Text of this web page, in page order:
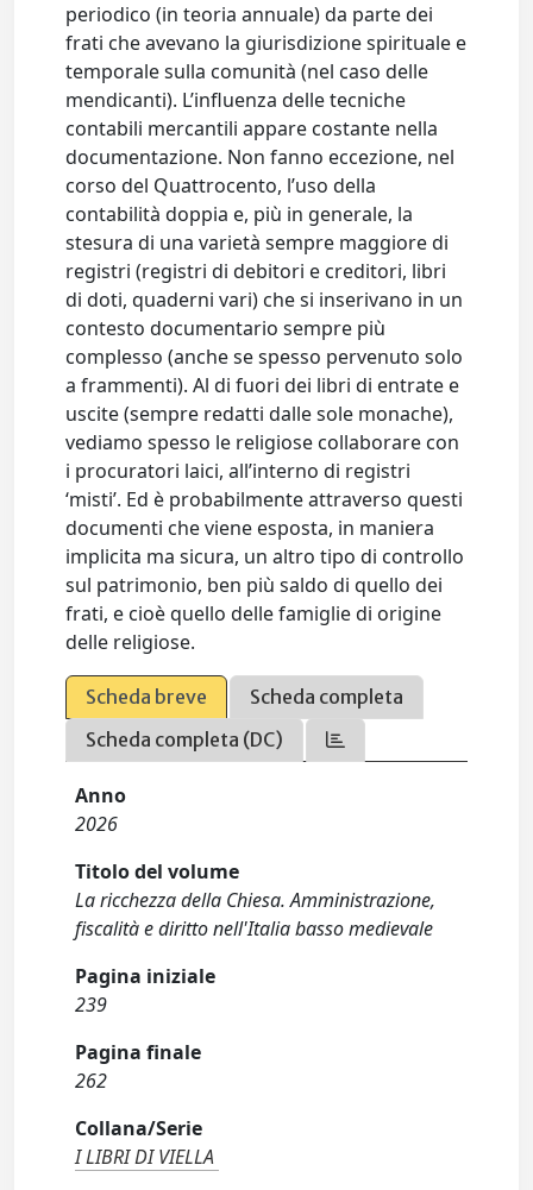
periodico (in teoria annuale) da parte dei
frati che avevano la giurisdizione spirituale e
temporale sulla comunità (nel caso delle
mendicanti). L’influenza delle tecniche
contabili mercantili appare costante nella
documentazione. Non fanno eccezione, nel
corso del Quattrocento, l’uso della
contabilità doppia e, più in generale, la
stesura di una varietà sempre maggiore di
registri (registri di debitori e creditori, libri
di doti, quaderni vari) che si inserivano in un
contesto documentario sempre più
complesso (anche se spesso pervenuto solo
a frammenti). Al di fuori dei libri di entrate e
uscite (sempre redatti dalle sole monache),
vediamo spesso le religiose collaborare con
i procuratori laici, all’interno di registri
‘misti’. Ed è probabilmente attraverso questi
documenti che viene esposta, in maniera
implicita ma sicura, un altro tipo di controllo
sul patrimonio, ben più saldo di quello dei
frati, e cioè quello delle famiglie di origine
delle religiose.
Scheda breve
Scheda completa
Scheda completa (DC)
Anno
2026
Titolo del volume
La ricchezza della Chiesa. Amministrazione,
fiscalità e diritto nell'Italia basso medievale
Pagina iniziale
239
Pagina finale
262
Collana/Serie
I LIBRI DI VIELLA